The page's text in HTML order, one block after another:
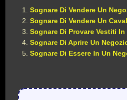
Sognare Di Vendere Un
Sognare Di Vendere Un
Sognare Di Provare Vestiti In
Sognare Di Aprire Un
Sognare Di Essere In Un